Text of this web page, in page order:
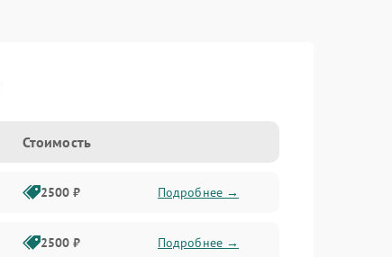
Стоимость
2500 ₽ Подробнее →
2500 ₽ Подробнее →